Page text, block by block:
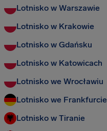
Lotnisko w Warszawie
Lotnisko w Krakowie
Lotnisko w Gdańsku
Lotnisko w Katowicach
Lotnisko we Wrocławiu
Lotnisko we Frankfurcie
Lotnisko w Tiranie